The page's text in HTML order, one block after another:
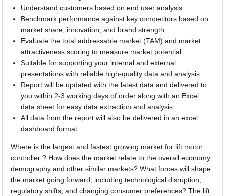
Understand customers based on end user analysis.
Benchmark performance against key competitors based on
market share, innovation, and brand strength.
Evaluate the total addressable market (TAM) and market
attractiveness scoring to measure market potential.
Suitable for supporting your internal and external
presentations with reliable high-quality data and analysis
Report will be updated with the latest data and delivered to
you within 2-3 working days of order along with an Excel
data sheet for easy data extraction and analysis.
All data from the report will also be delivered in an excel
dashboard format.
Where is the largest and fastest growing market for lift motor
controller ? How does the market relate to the overall economy,
demography and other similar markets? What forces will shape
the market going forward, including technological disruption,
regulatory shifts, and changing consumer preferences? The lift